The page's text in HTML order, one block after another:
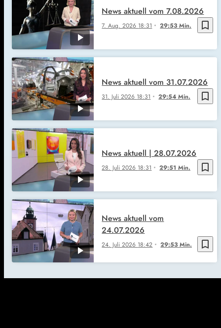
bookmark_border
7. Aug. 2026 18:31 29:53 Min.
News aktuell vom 7.08.2026
bookmark_border
31. Juli 2026 18:31 29:54 Min.
News aktuell vom 31.07.2026
bookmark_border
28. Juli 2026 18:31 29:51 Min.
News aktuell | 28.07.2026
bookmark_border
24. Juli 2026 18:42 29:53 Min.
News aktuell vom
24.07.2026